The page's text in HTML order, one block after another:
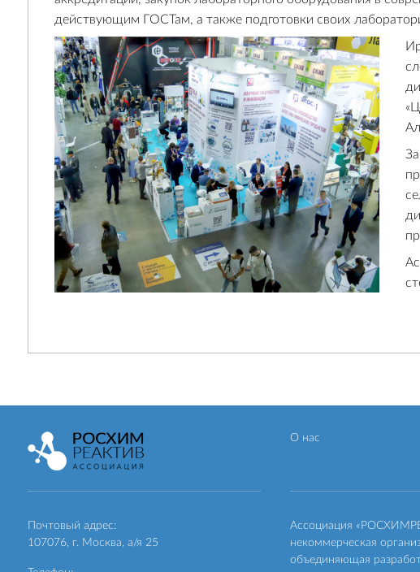
действующим ГОСТам, а также подготовки своих
Почтовый адрес:
107076, г. Москва, а/я 25
О нас
Ассоциация
некоммерческая
объединяющая